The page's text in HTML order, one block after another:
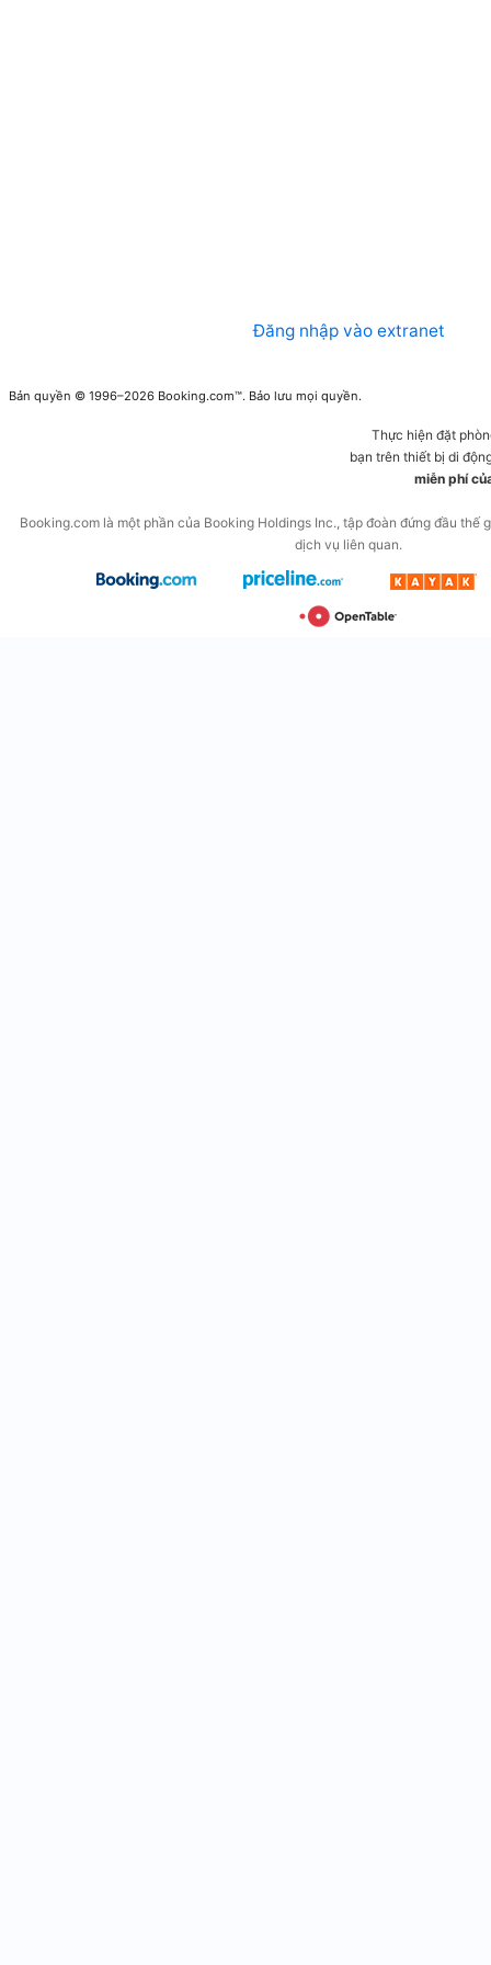
Đăng nhập vào extranet
Bản quyền © 1996–2026 Booking.com™. Bảo lưu mọi quyền.
Thực hiện đặt
bạn trên thiết bị di
miễn phí
Booking.com là một phần của Booking Holdings Inc., tập đoàn đứng đầu thế
dịch vụ liên quan.